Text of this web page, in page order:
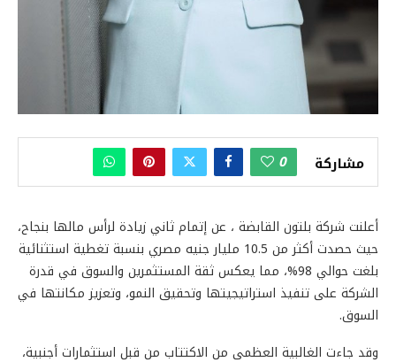
مشاركة 0
أعلنت شركة بلتون القابضة ، عن إتمام ثاني زيادة لرأس مالها بنجاح،
حيث حصدت أكثر من 10.5 مليار جنيه مصري بنسبة تغطية استثنائية
بلغت حوالي 98%، مما يعكس ثقة المستثمرين والسوق في قدرة
الشركة على تنفيذ استراتيجيتها وتحقيق النمو، وتعزيز مكانتها في
السوق.
وقد جاءت الغالبية العظمى من الاكتتاب من قبل استثمارات أجنبية،